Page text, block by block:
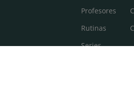
Profesores
Rutinas
Series